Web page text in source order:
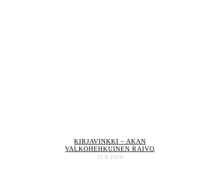
KIRJAVINKKI ~ AKAN
VALKOHEHKUINEN RAIVO
15.9.2020